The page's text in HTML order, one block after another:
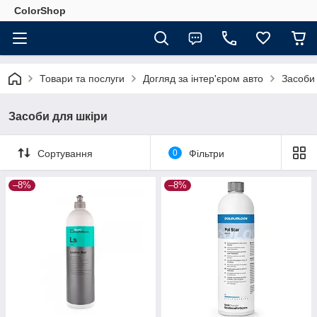
ColorShop
Товари та послуги Догляд за інтер'єром авто Засоби
Засоби для шкіри
Сортування 0 Фільтри
–8% –8%